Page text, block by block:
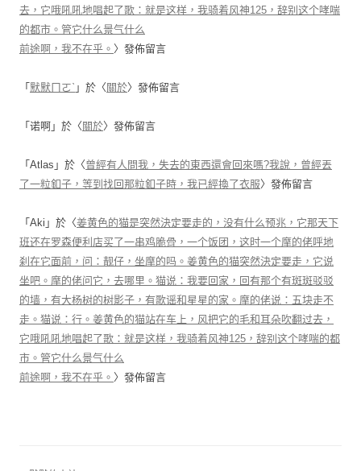
去，它哦吼吼地唱起了歌：就是这样，我骑着风神125，辞别这个哮喘
的都市。管它什么景气什么
前途啊，我不在乎。 〉發佈留言
「默默ㄇㄛˋ 」於〈關於〉發佈留言
「诺啊 」於〈關於〉發佈留言
「Atlas 」於〈曾經有人問我，失去的東西還會回來嗎?我說，曾經丟
了一粒釦子，等到找回那粒釦子時，我已經換了衣服〉發佈留言
「Aki 」於〈姜黄色的猫是突然決定要走的，没有什么预兆，它那天下
班还在罗森便利店买了一串鸡脆骨，一个饭团，这时一个摩的佬呼地
刹在它面前，问：靓仔，坐摩的吗。姜黄色的猫突然決定要走，它说
坐吧。摩的佬问它，去哪里。猫说：我要回家，回有那个有斑斑驳驳
的墙，有大杨树的树影子，有歌谣和星星的家。摩的佬说：五块走不
走。猫说：行。姜黄色的猫站在车上，风把它的毛和耳朵吹翻过去，
它哦吼吼地唱起了歌：就是这样，我骑着风神125，辞别这个哮喘的都
市。管它什么景气什么
前途啊，我不在乎。 〉發佈留言